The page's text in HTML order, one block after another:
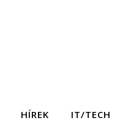
HÍREK IT/TECH